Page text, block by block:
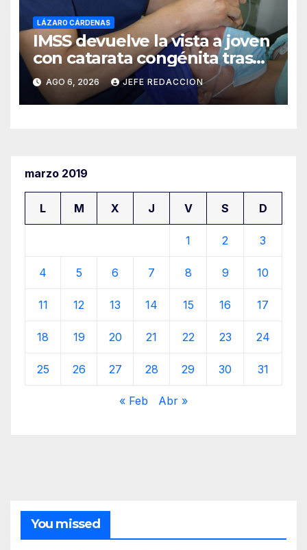
LÁZARO CÁRDENAS
IMSS devuelve la vista a joven
con catarata congénita tras
23 años de limitación visual
AGO 6, 2026 JEFE REDACCION
marzo 2019
L M X J V S D
1 2 3
4 5 6 7 8 9 10
11 12 13 14 15 16 17
18 19 20 21 22 23 24
25 26 27 28 29 30 31
« Feb Abr »
You missed